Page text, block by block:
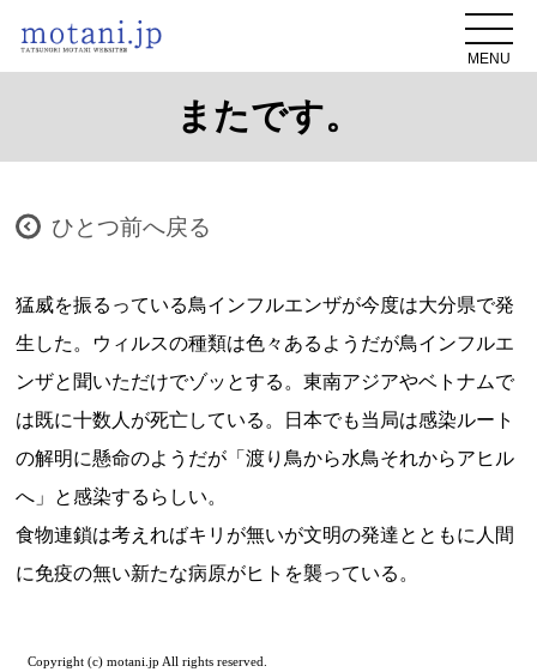
MENU
またです。
ひとつ前へ戻る
猛威を振るっている鳥インフルエンザが今度は大分県で発
生した。ウィルスの種類は色々あるようだが鳥インフルエ
ンザと聞いただけでゾッとする。東南アジアやベトナムで
は既に十数人が死亡している。日本でも当局は感染ルート
の解明に懸命のようだが「渡り鳥から水鳥それからアヒル
へ」と感染するらしい。
食物連鎖は考えればキリが無いが文明の発達とともに人間
に免疫の無い新たな病原がヒトを襲っている。
Copyright (c) motani.jp All rights reserved.